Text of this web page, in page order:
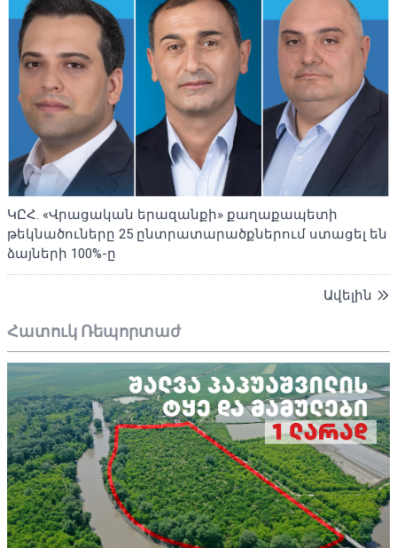
ԿԸՀ. «Վրացական երազանքի» քաղաքապետի
թեկնածուները 25 ընտրատարածքներում ստացել են
ձայների 100%-ը
Ավելին
Հատուկ Ռեպորտաժ